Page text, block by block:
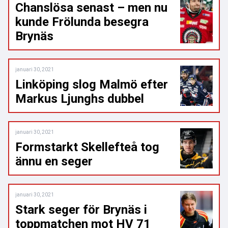
Chanslösa senast – men nu
kunde Frölunda besegra
Brynäs
januari 30, 2021
Linköping slog Malmö efter
Markus Ljunghs dubbel
januari 30, 2021
Formstarkt Skellefteå tog
ännu en seger
januari 30, 2021
Stark seger för Brynäs i
toppmatchen mot HV 71